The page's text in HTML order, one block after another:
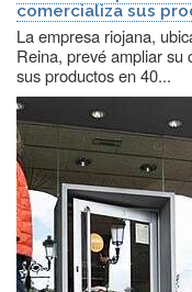
comercializa sus
La empresa riojana,
Reina, prevé ampliar su
sus productos en 40...